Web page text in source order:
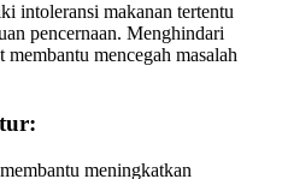
intoleransi makanan tertentu
pencernaan. Menghindari
membantu mencegah masalah
:
meningkatkan